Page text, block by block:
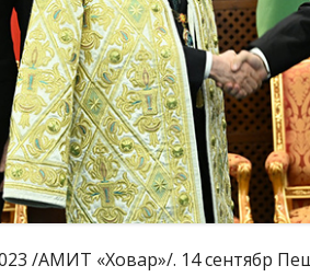
/АМИТ «Ховар»/. 14 сентябр